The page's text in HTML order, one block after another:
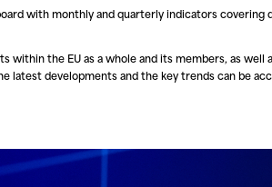
with monthly and quarterly indicators
the EU as a whole and its members, as
latest developments and the key trends can be